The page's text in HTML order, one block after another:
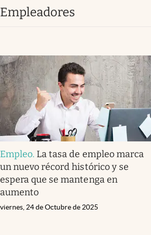
empleadores
Empleo. La tasa de empleo marca
un nuevo récord histórico y se
espera que se mantenga en
aumento
viernes, 24 de Octubre de 2025